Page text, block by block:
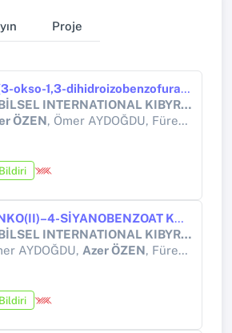
Proje
4-(3-okso-1,3-dihidroizobenzofuran-1-il)aminobenzoik Asit Kompleksinin Moleküler Docking, Farmakofor ve ADMET Analizleri
6. BİLSEL INTERNATIONAL KIBYRA SCIENTIFIC RESEARCHES CONGRESS
ÖZEN , Ömer AYDOĞDU, Füreya ELİF ÖZTÜRKKAN
ÇİNKO(II)–4-SİYANOBENZOAT KOMPLEKSİNİN GRAM-NEGATİF VE GRAM-POZİTİF HEDEF ENZİMLERLE ETKİLEŞİMİNİN MOLEKÜLER DOCKİNG ÇALIŞMALARI İLE İNCELENMESİ
6. BİLSEL INTERNATIONAL KIBYRA SCIENTIFIC RESEARCHES CONGRESS
AYDOĞDU, Azer ÖZEN , Füreya ELİF ÖZTÜRKKAN